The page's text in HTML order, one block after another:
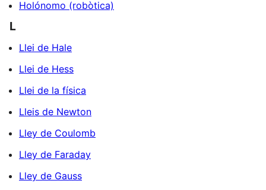
Holónomo (robòtica)
L
Llei de Hale
Llei de Hess
Llei de la física
Lleis de Newton
Lley de Coulomb
Lley de Faraday
Lley de Gauss